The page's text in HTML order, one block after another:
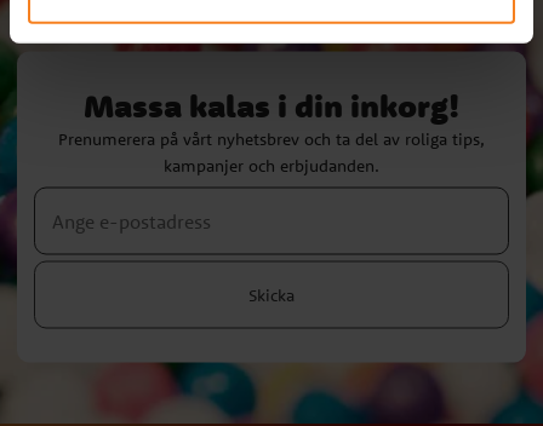
Massa kalas i din inkorg!
Prenumerera på vårt nyhetsbrev och ta del av roliga tips,
kampanjer och erbjudanden.
Skicka